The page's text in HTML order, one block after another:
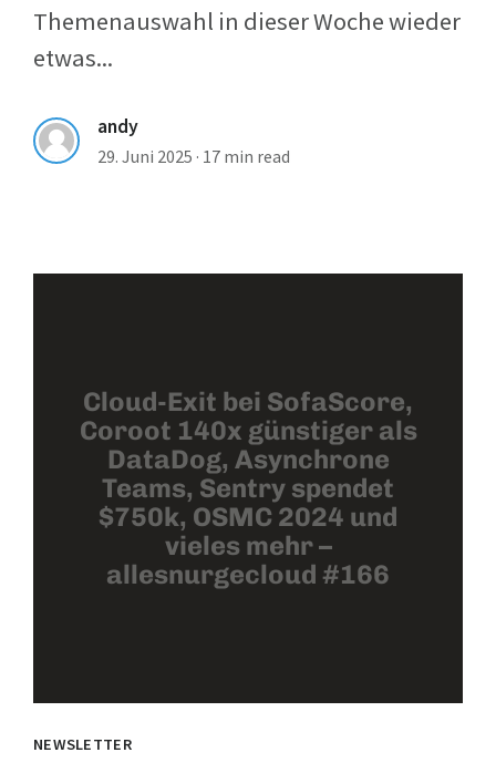
Themenauswahl in dieser Woche wieder
etwas...
andy
29. Juni 2025 · 17 min read
Cloud-Exit bei SofaScore,
Coroot 140x günstiger als
DataDog, Asynchrone
Teams, Sentry spendet
$750k, OSMC 2024 und
vieles mehr –
allesnurgecloud #166
NEWSLETTER